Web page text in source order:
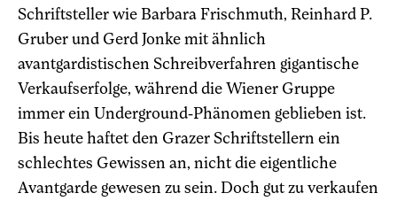
Schriftsteller wie Barbara Frischmuth, Reinhard P.
Gruber und Gerd Jonke mit ähnlich
avantgardistischen Schreibverfahren gigantische
Verkaufserfolge, während die Wiener Gruppe
immer ein Underground-Phänomen geblieben ist.
Bis heute haftet den Grazer Schriftstellern ein
schlechtes Gewissen an, nicht die eigentliche
Avantgarde gewesen zu sein. Doch gut zu verkaufen